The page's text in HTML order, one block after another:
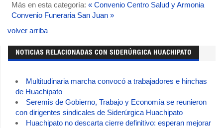
Más en esta categoría: « Convenio Centro Salud y Armonia
Convenio Funeraria San Juan »
volver arriba
NOTICIAS RELACIONADAS CON SIDERÚRGICA HUACHIPATO
Multitudinaria marcha convocó a trabajadores e hinchas
de Huachipato
Seremis de Gobierno, Trabajo y Economía se reunieron
con dirigentes sindicales de Siderúrgica Huachipato
Huachipato no descarta cierre definitivo: esperan mejorar